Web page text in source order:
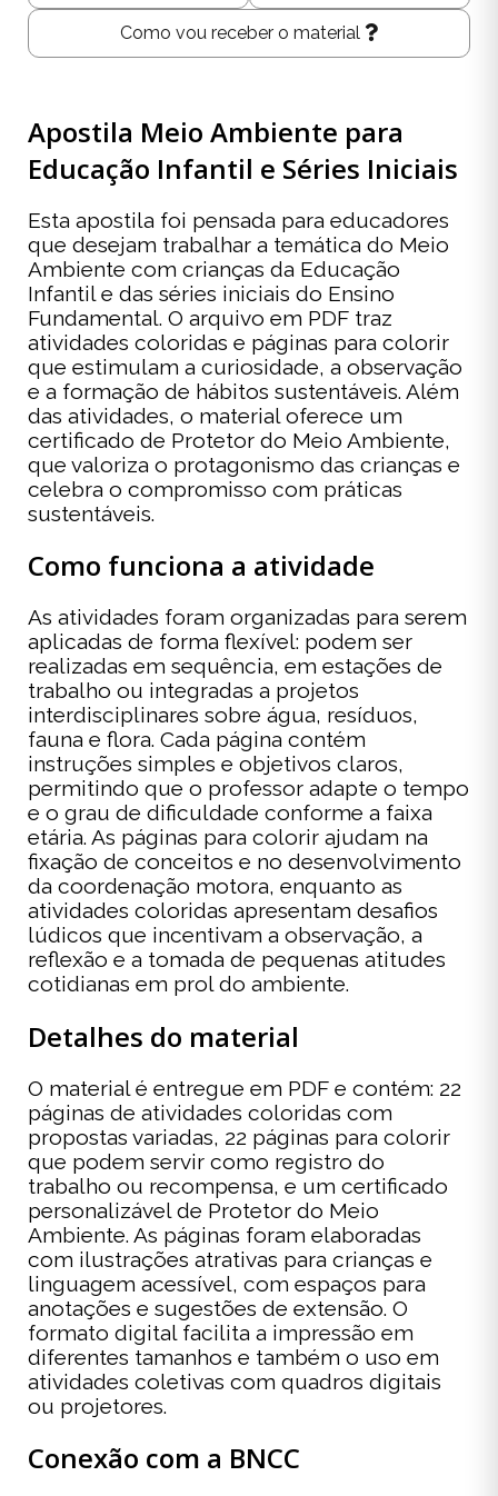
Como vou receber o material
Apostila Meio Ambiente para
Educação Infantil e Séries Iniciais
Esta apostila foi pensada para educadores
que desejam trabalhar a temática do Meio
Ambiente com crianças da Educação
Infantil e das séries iniciais do Ensino
Fundamental. O arquivo em PDF traz
atividades coloridas e páginas para colorir
que estimulam a curiosidade, a observação
e a formação de hábitos sustentáveis. Além
das atividades, o material oferece um
certificado de Protetor do Meio Ambiente,
que valoriza o protagonismo das crianças e
celebra o compromisso com práticas
sustentáveis.
Como funciona a atividade
As atividades foram organizadas para serem
aplicadas de forma flexível: podem ser
realizadas em sequência, em estações de
trabalho ou integradas a projetos
interdisciplinares sobre água, resíduos,
fauna e flora. Cada página contém
instruções simples e objetivos claros,
permitindo que o professor adapte o tempo
e o grau de dificuldade conforme a faixa
etária. As páginas para colorir ajudam na
fixação de conceitos e no desenvolvimento
da coordenação motora, enquanto as
atividades coloridas apresentam desafios
lúdicos que incentivam a observação, a
reflexão e a tomada de pequenas atitudes
cotidianas em prol do ambiente.
Detalhes do material
O material é entregue em PDF e contém: 22
páginas de atividades coloridas com
propostas variadas, 22 páginas para colorir
que podem servir como registro do
trabalho ou recompensa, e um certificado
personalizável de Protetor do Meio
Ambiente. As páginas foram elaboradas
com ilustrações atrativas para crianças e
linguagem acessível, com espaços para
anotações e sugestões de extensão. O
formato digital facilita a impressão em
diferentes tamanhos e também o uso em
atividades coletivas com quadros digitais
ou projetores.
Conexão com a BNCC